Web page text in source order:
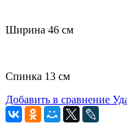
Ширина 46 см
Спинка 13 см
Добавить в сравнение